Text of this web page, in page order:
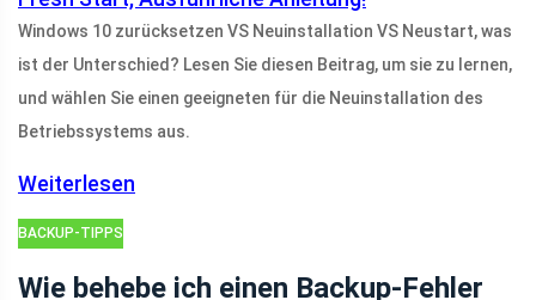
Windows 10 zurücksetzen VS Neuinstallation VS Neustart, was
ist der Unterschied? Lesen Sie diesen Beitrag, um sie zu lernen,
und wählen Sie einen geeigneten für die Neuinstallation des
Betriebssystems aus.
Weiterlesen
BACKUP-TIPPS
Wie behebe ich einen Backup-Fehler